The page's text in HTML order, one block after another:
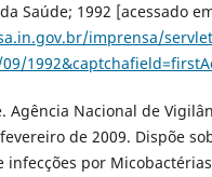
Saúde; 1992 [acessado
imprensa/
Agência Nacional de
de 2009. Dispõe
infecções por